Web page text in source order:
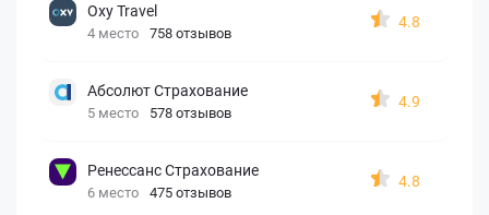
Oxy Travel
4 место 758 отзывов
4.8
Абсолют Страхование
5 место 578 отзывов
4.9
Ренессанс Страхование
6 место 475 отзывов
4.8